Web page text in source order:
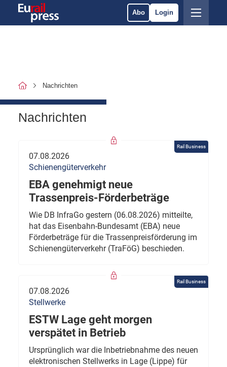
Abo Login
Nachrichten
Nachrichten
Rail Business
07.08.2026
Schienengüterverkehr
EBA genehmigt neue
Trassenpreis-Förderbeträge
Wie DB InfraGo gestern (06.08.2026) mitteilte,
hat das Eisenbahn-Bundesamt (EBA) neue
Förderbeträge für die Trassenpreisförderung im
Schienengüterverkehr (TraFöG) beschieden.
Rail Business
07.08.2026
Stellwerke
ESTW Lage geht morgen
verspätet in Betrieb
Ursprünglich war die Inbetriebnahme des neuen
elektronischen Stellwerks in Lage (Lippe) für